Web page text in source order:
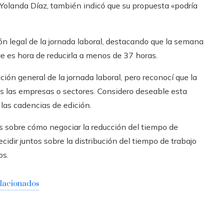
Díaz, también indicó que su propuesta «podría
legal de la jornada laboral, destacando que la semana
es hora de reducirla a menos de 37 horas.
general de la jornada laboral, pero reconocí que la
empresas o sectores. Considero deseable esta
cadencias de edición.
cómo negociar la reducción del tiempo de
juntos sobre la distribución del tiempo de trabajo